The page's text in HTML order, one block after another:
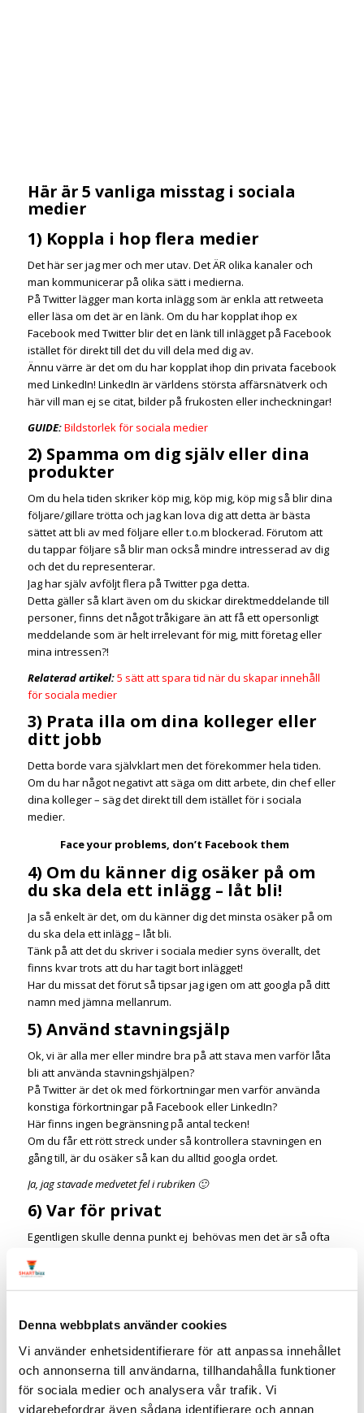
Denna webbplats använder cookies
Vi använder enhetsidentifierare för att anpassa innehållet
och annonserna till användarna, tillhandahålla funktioner
för sociala medier och analysera vår trafik. Vi
vidarebefordrar även sådana identifierare och annan
Här är 5 vanliga misstag i sociala
medier
1) Koppla i hop flera medier
Det här ser jag mer och mer utav. Det ÄR olika kanaler och
man kommunicerar på olika sätt i medierna.
På Twitter lägger man korta inlägg som är enkla att retweeta
eller läsa om det är en länk. Om du har kopplat ihop ex
Facebook med Twitter blir det en länk till inlägget på Facebook
istället för direkt till det du vill dela med dig av.
Ännu värre är det om du har kopplat ihop din privata facebook
med LinkedIn! LinkedIn är världens största affärsnätverk och
här vill man ej se citat, bilder på frukosten eller incheckningar!
GUIDE:Bildstorlek för sociala medier
2) Spamma om dig själv eller dina
produkter
Om du hela tiden skriker köp mig, köp mig, köp mig så blir dina
följare/gillare trötta och jag kan lova dig att detta är bästa
sättet att bli av med följare eller t.o.m blockerad. Förutom att
du tappar följare så blir man också mindre intresserad av dig
och det du representerar.
Jag har själv avföljt flera på Twitter pga detta.
Detta gäller så klart även om du skickar direktmeddelande till
personer, finns det något tråkigare än att få ett opersonligt
meddelande som är helt irrelevant för mig, mitt företag eller
mina intressen?!
Relaterad artikel:5 sätt att spara tid när du skapar innehåll
för sociala medier
3) Prata illa om dina kolleger eller
ditt jobb
Detta borde vara självklart men det förekommer hela tiden.
Om du har något negativt att säga om ditt arbete, din chef eller
dina kolleger – säg det direkt till dem istället för i sociala
medier.
Face your problems, don’t Facebook them
4) Om du känner dig osäker på om
du ska dela ett inlägg – låt bli!
Ja så enkelt är det, om du känner dig det minsta osäker på om
du ska dela ett inlägg – låt bli.
Tänk på att det du skriver i sociala medier syns överallt, det
finns kvar trots att du har tagit bort inlägget!
Har du missat det förut så tipsar jag igen om att googla på ditt
namn med jämna mellanrum.
5) Använd stavningsjälp
Ok, vi är alla mer eller mindre bra på att stava men varför låta
bli att använda stavningshjälpen?
På Twitter är det ok med förkortningar men varför använda
konstiga förkortningar på Facebook eller LinkedIn?
Här finns ingen begränsning på antal tecken!
Om du får ett rött streck under så kontrollera stavningen en
gång till, är du osäker så kan du alltid googla ordet.
Ja, jag stavade medvetet fel i rubriken 🙂
6) Var för privat
Egentligen skulle denna punkt ej behövas men det är så ofta
i morgon åker jag till Thailand
var du är under dagen
partybilder – kanske kul just då men hur kul är det om ett
halvår?
Vad tycker du man ska undvika i